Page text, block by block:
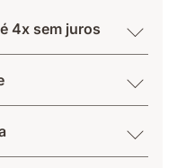
4x sem juros